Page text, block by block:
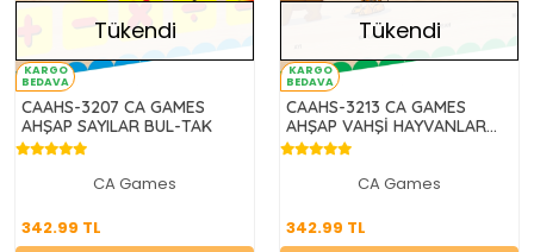
KARGO
BEDAVA
Tükendi
CAAHS-3207 CA GAMES
AHŞAP SAYILAR BUL-TAK
CA Games
342.99 TL
342.99 TL
KARGO
BEDAVA
Tükendi
CAAHS-3213 CA GAMES
AHŞAP VAHŞİ HAYVANLAR
BUL-TAK
CA Games
342.99 TL
342.99 TL